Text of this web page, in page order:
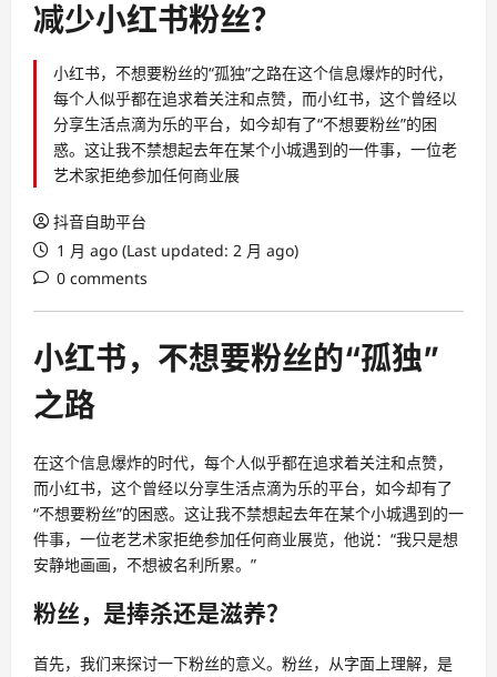
减少小红书粉丝？
小红书，不想要粉丝的“孤独”之路在这个信息爆炸的时代，
每个人似乎都在追求着关注和点赞，而小红书，这个曾经以
分享生活点滴为乐的平台，如今却有了“不想要粉丝”的困
惑。这让我不禁想起去年在某个小城遇到的一件事，一位老
艺术家拒绝参加任何商业展
抖音自助平台
1 月 ago (Last updated: 2 月 ago)
0 comments
小红书，不想要粉丝的“孤独”
之路
在这个信息爆炸的时代，每个人似乎都在追求着关注和点赞，
而小红书，这个曾经以分享生活点滴为乐的平台，如今却有了
“不想要粉丝”的困惑。这让我不禁想起去年在某个小城遇到的一
件事，一位老艺术家拒绝参加任何商业展览，他说：“我只是想
安静地画画，不想被名利所累。”
粉丝，是捧杀还是滋养？
首先，我们来探讨一下粉丝的意义。粉丝，从字面上理解，是